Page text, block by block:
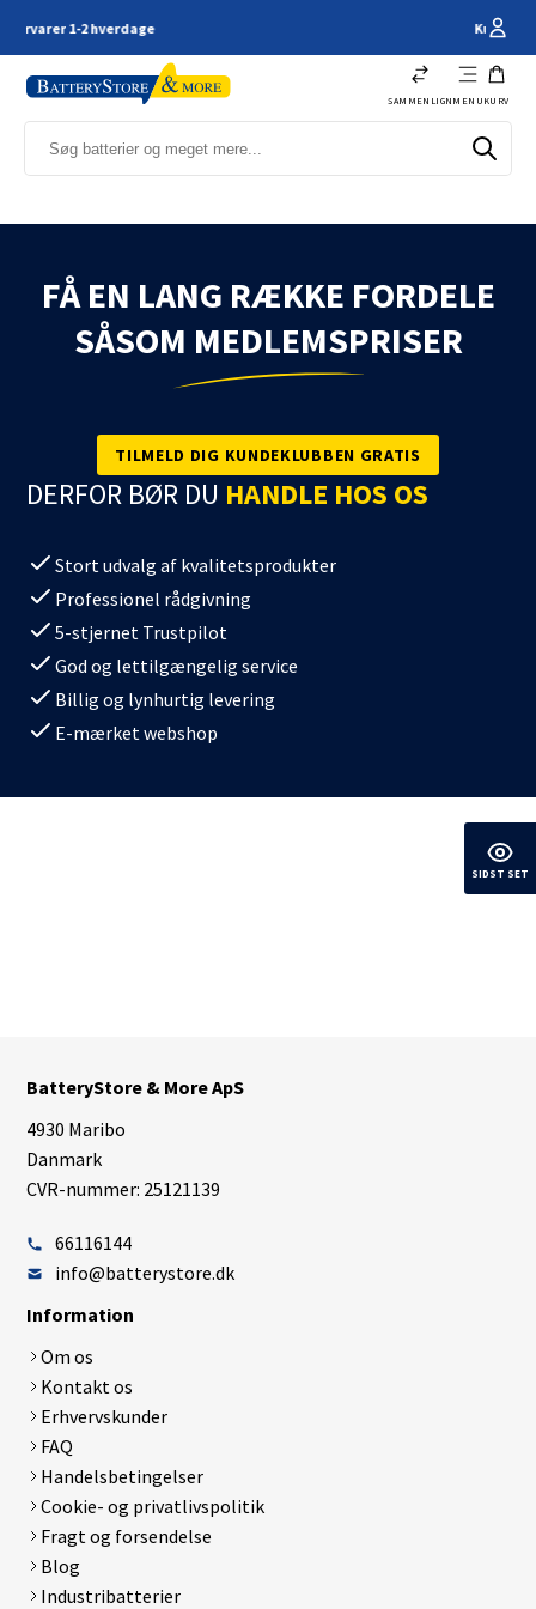
Kundeservice - 66 11 61 44
SAMMENLIGN MENU KURV
FÅ EN LANG RÆKKE FORDELE
SÅSOM MEDLEMSPRISER
TILMELD DIG KUNDEKLUBBEN GRATIS
DERFOR BØR DU HANDLE HOS OS
Stort udvalg af kvalitetsprodukter
Professionel rådgivning
5-stjernet Trustpilot
God og lettilgængelig service
Billig og lynhurtig levering
E-mærket webshop
BatteryStore & More ApS
4930 Maribo
Danmark
CVR-nummer: 25121139
66116144
info@batterystore.dk
Information
Om os
Kontakt os
Erhvervskunder
FAQ
Handelsbetingelser
Cookie- og privatlivspolitik
Fragt og forsendelse
Blog
Industribatterier
SIDST SET